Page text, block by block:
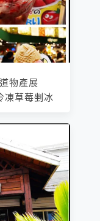
物產展
凍草莓剉冰